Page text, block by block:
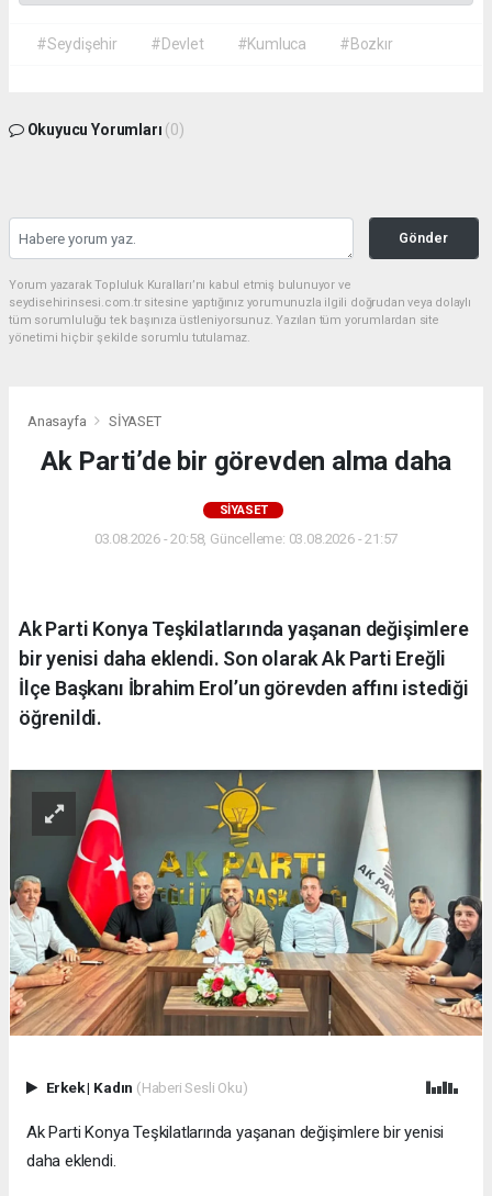
#Seydişehir #Devlet #Kumluca #Bozkır
Okuyucu Yorumları (0)
Gönder
Yorum yazarak Topluluk Kuralları’nı kabul etmiş bulunuyor ve
seydisehirinsesi.com.tr sitesine yaptığınız yorumunuzla ilgili doğrudan veya dolaylı
tüm sorumluluğu tek başınıza üstleniyorsunuz. Yazılan tüm yorumlardan site
yönetimi hiçbir şekilde sorumlu tutulamaz.
Anasayfa SİYASET
Ak Parti’de bir görevden alma daha
SİYASET
03.08.2026 - 20:58, Güncelleme: 03.08.2026 - 21:57
Ak Parti Konya Teşkilatlarında yaşanan değişimlere
bir yenisi daha eklendi. Son olarak Ak Parti Ereğli
İlçe Başkanı İbrahim Erol’un görevden affını istediği
öğrenildi.
Erkek| Kadın (Haberi Sesli Oku)
Ak Parti Konya Teşkilatlarında yaşanan değişimlere bir yenisi
daha eklendi.